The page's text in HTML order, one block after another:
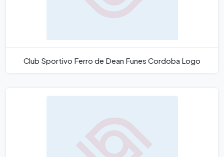
Club Sportivo Ferro de Dean Funes Cordoba Logo